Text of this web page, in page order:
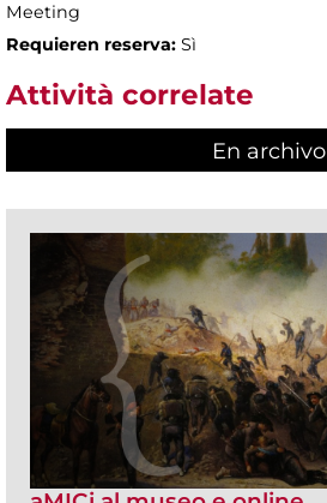
Meeting
Requieren reserva: Sì
Attività correlate
En archivo